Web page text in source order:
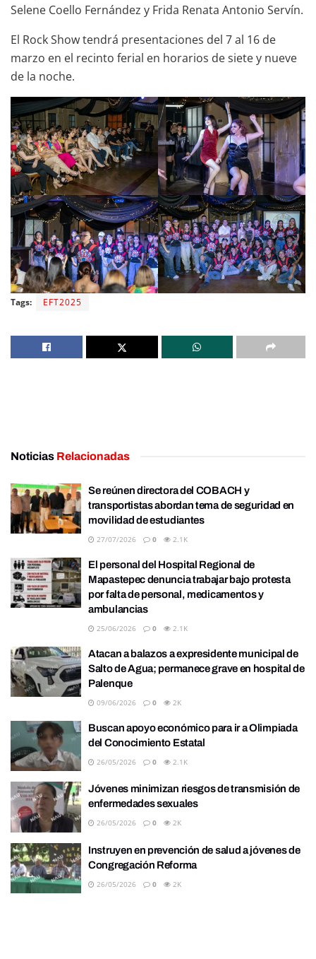
Selene Coello Fernández y Frida Renata Antonio Servín.
El Rock Show tendrá presentaciones del 7 al 16 de
marzo en el recinto ferial en horarios de siete y nueve
de la noche.
Tags: EFT2025
Noticias Relacionadas
Se reúnen directora del COBACH y
transportistas abordan tema de seguridad en
movilidad de estudiantes
27/07/2026 0 2.1K
El personal del Hospital Regional de
Mapastepec denuncia trabajar bajo protesta
por falta de personal, medicamentos y
ambulancias
25/06/2026 0 2.1K
Atacan a balazos a expresidente municipal de
Salto de Agua; permanece grave en hospital de
Palenque
09/06/2026 0 2K
Buscan apoyo económico para ir a Olimpiada
del Conocimiento Estatal
26/05/2026 0 2.1K
Jóvenes minimizan riesgos de transmisión de
enfermedades sexuales
26/05/2026 0 2K
Instruyen en prevención de salud a jóvenes de
Congregación Reforma
26/05/2026 0 2K